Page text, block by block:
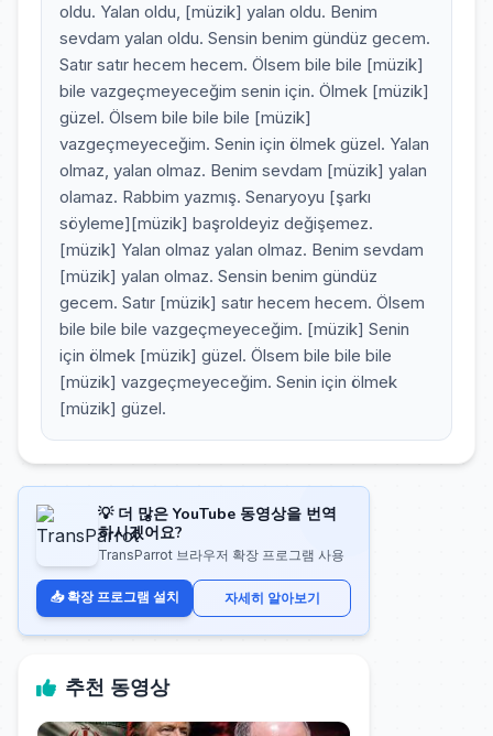
oldu. Yalan oldu, [müzik] yalan oldu. Benim
sevdam yalan oldu. Sensin benim gündüz gecem.
Satır satır hecem hecem. Ölsem bile bile [müzik]
bile vazgeçmeyeceğim senin için. Ölmek [müzik]
güzel. Ölsem bile bile bile [müzik]
vazgeçmeyeceğim. Senin için ölmek güzel. Yalan
olmaz, yalan olmaz. Benim sevdam [müzik] yalan
olamaz. Rabbim yazmış. Senaryoyu [şarkı
söyleme][müzik] başroldeyiz değişemez.
[müzik] Yalan olmaz yalan olmaz. Benim sevdam
[müzik] yalan olmaz. Sensin benim gündüz
gecem. Satır [müzik] satır hecem hecem. Ölsem
bile bile bile vazgeçmeyeceğim. [müzik] Senin
için ölmek [müzik] güzel. Ölsem bile bile bile
[müzik] vazgeçmeyeceğim. Senin için ölmek
[müzik] güzel.
💡 더 많은 YouTube 동영상을 번역
하시겠어요?
TransParrot 브라우저 확장 프로그램 사용
📥 확장 프로그램 설치 자세히 알아보기
추천 동영상